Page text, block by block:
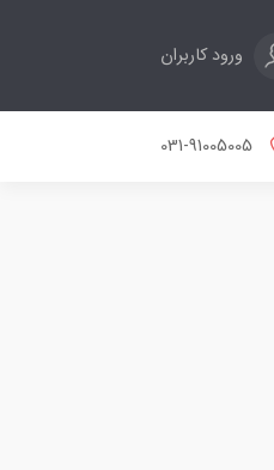
ورود کاربران